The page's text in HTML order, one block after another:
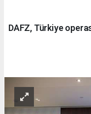
DAFZ, Türkiye